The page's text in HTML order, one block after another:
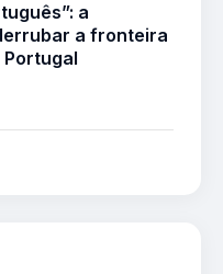
a
a fronteira